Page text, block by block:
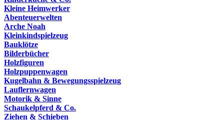
Kleine Heimwerker
Abenteuerwelten
Arche Noah
Kleinkindspielzeug
Bauklötze
Bilderbücher
Holzfiguren
Holzpuppenwagen
Kugelbahn & Bewegungsspielzeug
Lauflernwagen
Motorik & Sinne
Schaukelpferd & Co.
Ziehen & Schieben